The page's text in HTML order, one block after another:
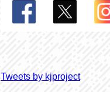
Tweets by kjproject